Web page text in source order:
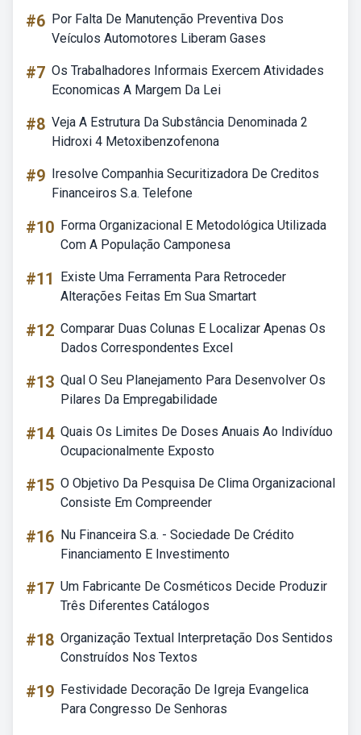
#6 Por Falta De Manutenção Preventiva Dos
Veículos Automotores Liberam Gases
#7 Os Trabalhadores Informais Exercem Atividades
Economicas A Margem Da Lei
#8 Veja A Estrutura Da Substância Denominada 2
Hidroxi 4 Metoxibenzofenona
#9 Iresolve Companhia Securitizadora De Creditos
Financeiros S.a. Telefone
#10 Forma Organizacional E Metodológica Utilizada
Com A População Camponesa
#11
Existe Uma Ferramenta Para Retroceder
Alterações Feitas Em Sua Smartart
#12 Comparar Duas Colunas E Localizar Apenas Os
Dados Correspondentes Excel
#13 Qual O Seu Planejamento Para Desenvolver Os
Pilares Da Empregabilidade
#14 Quais Os Limites De Doses Anuais Ao Indivíduo
Ocupacionalmente Exposto
#15 O Objetivo Da Pesquisa De Clima Organizacional
Consiste Em Compreender
#16 Nu Financeira S.a. - Sociedade De Crédito
Financiamento E Investimento
#17 Um Fabricante De Cosméticos Decide Produzir
Três Diferentes Catálogos
#18 Organização Textual Interpretação Dos Sentidos
Construídos Nos Textos
#19 Festividade Decoração De Igreja Evangelica
Para Congresso De Senhoras